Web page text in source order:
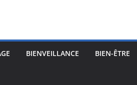
BIENVEILLANCE BIEN-ÊTRE